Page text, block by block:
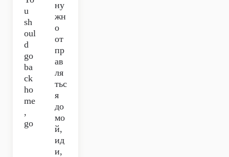
u
sh
oul
d
go
ba
ck
ho
me
,
go
ну
жн
о
от
пр
ав
ля
тьс
я
до
мо
й,
ид
и,